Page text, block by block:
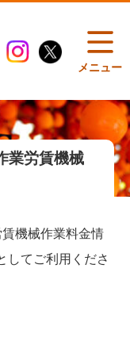
メニュー
業労賃機械
機械作業料金情
してご利用くださ